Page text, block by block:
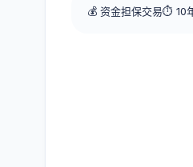
💰 资金担保交易⏱️ 10